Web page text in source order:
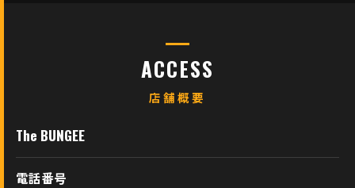
店舗概要
ACCESS
The BUNGEE
電話番号